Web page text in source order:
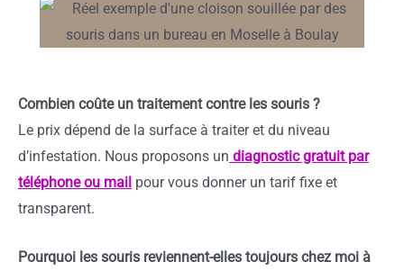
Combien coûte un traitement contre les souris ?
Le prix dépend de la surface à traiter et du niveau
d’infestation. Nous proposons un diagnostic gratuit par
téléphone ou mail pour vous donner un tarif fixe et
transparent.
Pourquoi les souris reviennent-elles toujours chez moi à